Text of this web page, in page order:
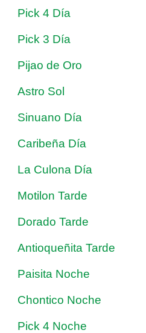
Pick 4 Día
Pick 3 Día
Pijao de Oro
Astro Sol
Sinuano Día
Caribeña Día
La Culona Día
Motilon Tarde
Dorado Tarde
Antioqueñita Tarde
Paisita Noche
Chontico Noche
Pick 4 Noche